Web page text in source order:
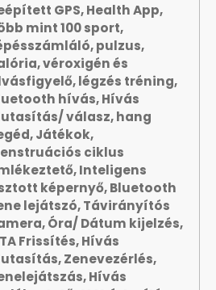
GPS, Health App,
mint 100 sport,
pulzus,
véroxigén és
légzés tréning,
hívás, Hívás
válasz, hang
Játékok,
ciklus
Inteligens
képernyő, Bluetooth
lejátszó, Távirányítós
Óra/ Dátum kijelzés,
Frissítés, Hívás
Zenevezérlés,
Hívás